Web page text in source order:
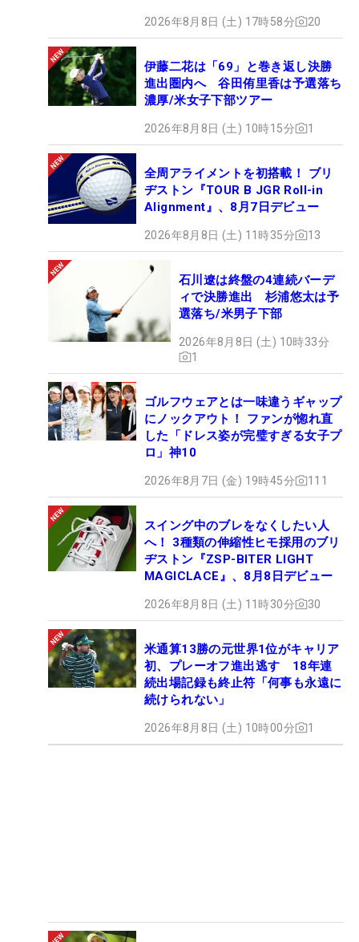
2026年8月8日 (土) 17時58分 20
伊藤二花は「69」と巻き返し決勝
進出圏内へ 谷田侑里香は予選落ち
濃厚/米女子下部ツアー
2026年8月8日 (土) 10時15分 1
全周アライメントを初搭載！ ブリ
ヂストン『TOUR B JGR Roll-in
Alignment』、8月7日デビュー
2026年8月8日 (土) 11時35分 13
石川遼は終盤の4連続バーデ
ィで決勝進出 杉浦悠太は予
選落ち/米男子下部
2026年8月8日 (土) 10時33分
1
ゴルフウェアとは一味違うギャップ
にノックアウト！ ファンが惚れ直
した「ドレス姿が完璧すぎる女子プ
ロ」神10
2026年8月7日 (金) 19時45分 111
スイング中のブレをなくしたい人
へ！ 3種類の伸縮性ヒモ採用のブリ
ヂストン『ZSP-BITER LIGHT
MAGICLACE』、8月8日デビュー
2026年8月8日 (土) 11時30分 30
米通算13勝の元世界1位がキャリア
初、プレーオフ進出逃す 18年連
続出場記録も終止符「何事も永遠に
続けられない」
2026年8月8日 (土) 10時00分 1